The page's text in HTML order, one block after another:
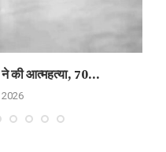
की आत्महत्या, 70...